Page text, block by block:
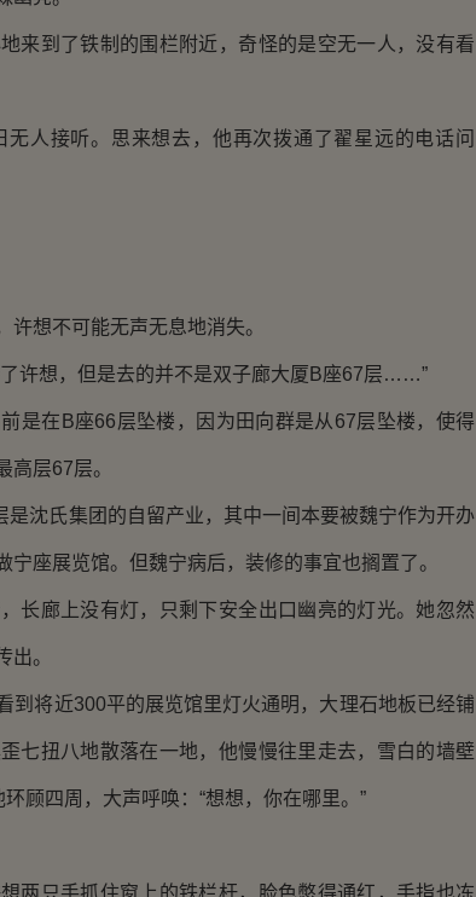
到了铁制的围栏附近，奇怪的是空无一人，没有看
接听。思来想去，他再次拨通了翟星远的电话问
想不可能无声无息地消失。
许想，但是去的并不是双子廊大厦B座67层……”
在B座66层坠楼，因为田向群是从67层坠楼，使得
高层67层。
沈氏集团的自留产业，其中一间本要被魏宁作为开办
座展览馆。但魏宁病后，装修的事宜也搁置了。
廊上没有灯，只剩下安全出口幽亮的灯光。她忽然
出。
将近300平的展览馆里灯火通明，大理石地板已经铺
七扭八地散落在一地，他慢慢往里走去，雪白的墙壁
顾四周，大声呼唤：“想想，你在哪里。”
只手抓住窗上的铁栏杆，脸色憋得通红，手指也冻